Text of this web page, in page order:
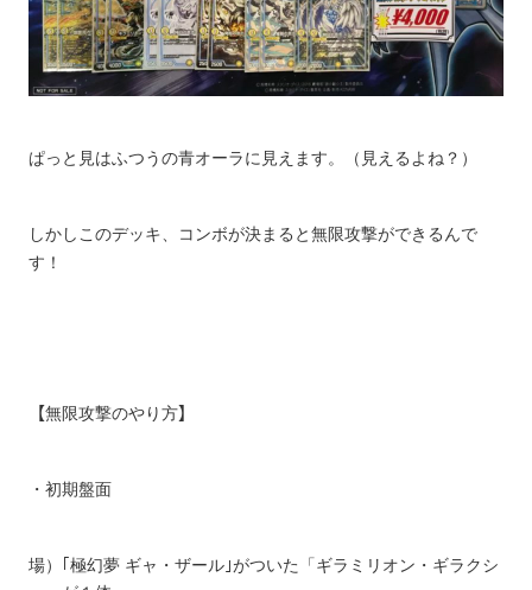
ぱっと見はふつうの青オーラに見えます。（見えるよね？）
しかしこのデッキ、コンボが決まると無限攻撃ができるんで
す！
【無限攻撃のやり方】
・初期盤面
場）｢極幻夢 ギャ・ザール｣がついた「ギラミリオン・ギラクシ